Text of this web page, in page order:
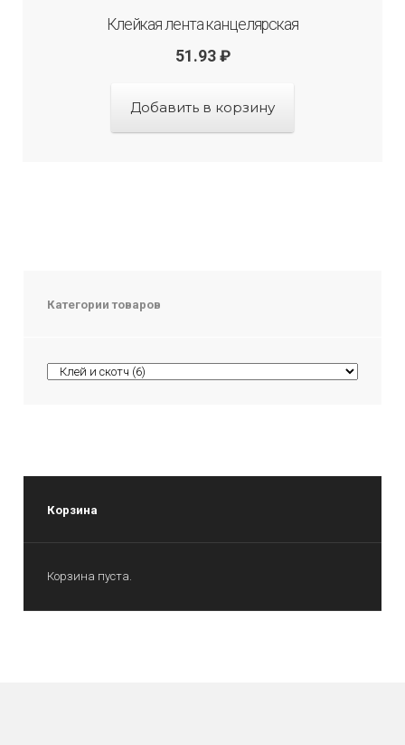
Клейкая лента канцелярская
51.93 ₽
Добавить в корзину
Категории товаров
Корзина
Корзина пуста.